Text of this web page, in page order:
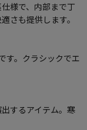
様で、内部まで丁
さも提供します。
す。クラシックでエ
するアイテム。寒